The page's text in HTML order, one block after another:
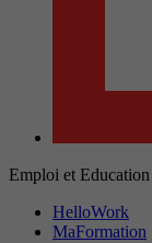
Emploi et Education
HelloWork
MaFormation